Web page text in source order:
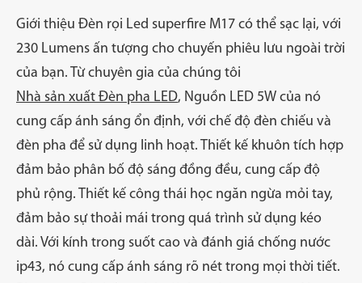
Giới thiệu Đèn rọi Led superfire M17 có thể sạc lại, với
230 Lumens ấn tượng cho chuyến phiêu lưu ngoài trời
của bạn. Từ chuyên gia của chúng tôi
Nhà sản xuất Đèn pha LED, Nguồn LED 5W của nó
cung cấp ánh sáng ổn định, với chế độ đèn chiếu và
đèn pha để sử dụng linh hoạt. Thiết kế khuôn tích hợp
đảm bảo phân bố độ sáng đồng đều, cung cấp độ
phủ rộng. Thiết kế công thái học ngăn ngừa mỏi tay,
đảm bảo sự thoải mái trong quá trình sử dụng kéo
dài. Với kính trong suốt cao và đánh giá chống nước
ip43, nó cung cấp ánh sáng rõ nét trong mọi thời tiết.